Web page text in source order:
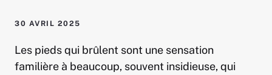
30 AVRIL 2025
Les pieds qui brûlent sont une sensation
familière à beaucoup, souvent insidieuse, qui